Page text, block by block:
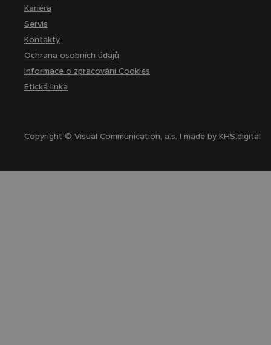
Kariéra
Servis
Kontakty
Ochrana osobních údajů
Informace o zpracování Cookies
Etická linka
Copyright © Visual Communication, a.s. | made byKHS.digital